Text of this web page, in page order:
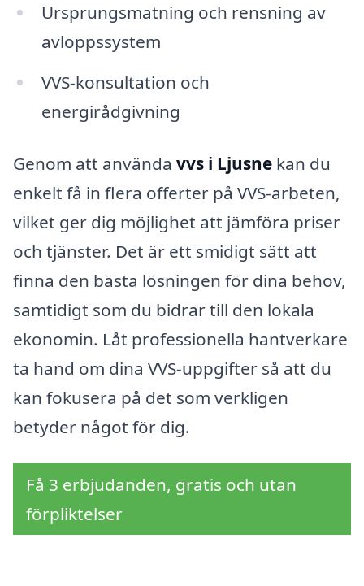
Ursprungsmatning och rensning av
avloppssystem
VVS-konsultation och
energirådgivning
Genom att använda vvs i Ljusne kan du
enkelt få in flera offerter på VVS-arbeten,
vilket ger dig möjlighet att jämföra priser
och tjänster. Det är ett smidigt sätt att
finna den bästa lösningen för dina behov,
samtidigt som du bidrar till den lokala
ekonomin. Låt professionella hantverkare
ta hand om dina VVS-uppgifter så att du
kan fokusera på det som verkligen
betyder något för dig.
Få 3 erbjudanden, gratis och utan
förpliktelser